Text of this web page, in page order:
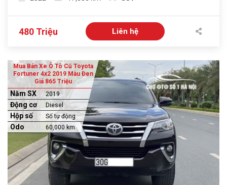
480 Triệu Liên hệ
Mua Bán Xe Ô Tô Cũ Toyota
Fortuner 4x2 2019 Màu Đen
Giá 865 Triệu
Năm SX 2019
Động cơ Diesel
Hộp số Số tự động
Odo 60,000 km